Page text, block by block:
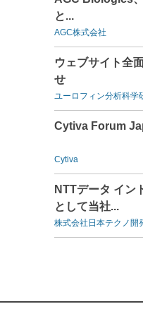
と...
AGC株式会社
ウェブサイト全
せ
ユーロフィン分析科学
Cytiva Forum
Cytiva
NTTデータ イン
として当社...
株式会社日本テクノ開